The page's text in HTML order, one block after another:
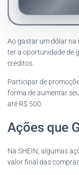
Ao gastar um dólar na
ter a oportunidade de
créditos.
Participar de
forma de aumentar
até R$ 500.
Ações que
Na SHEIN, algumas
valor final das